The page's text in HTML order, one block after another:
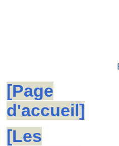
[Page
d'accueil]
[Les